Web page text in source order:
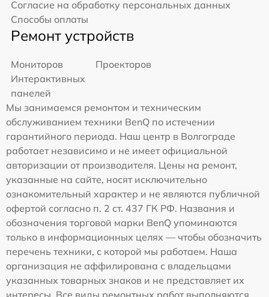
Согласие на обработку персональных данных
Способы оплаты
Ремонт устройств
Мониторов
Проекторов
Интерактивных
панелей
Мы занимаемся ремонтом и техническим
обслуживанием техники BenQ по истечении
гарантийного периода. Наш центр в Волгограде
работает независимо и не имеет официальной
авторизации от производителя. Цены на ремонт,
указанные на сайте, носят исключительно
ознакомительный характер и не являются публичной
офертой согласно п. 2 ст. 437 ГК РФ. Названия и
обозначения торговой марки BenQ упоминаются
только в информационных целях — чтобы обозначить
перечень техники, с которой мы работаем. Наша
организация не аффилирована с владельцами
указанных товарных знаков и не представляет их
интересы. Все виды ремонтных работ выполняются